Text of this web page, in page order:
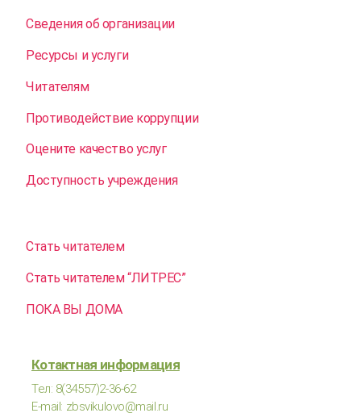
Сведения об организации
Ресурсы и услуги
Читателям
Противодействие коррупции
Оцените качество услуг
Доступность учреждения
Стать читателем
Стать читателем “ЛИТРЕС”
ПОКА ВЫ ДОМА
Котактная информация
Тел: 8(34557)2-36-62
E-mail: zbsvikulovo@mail.ru